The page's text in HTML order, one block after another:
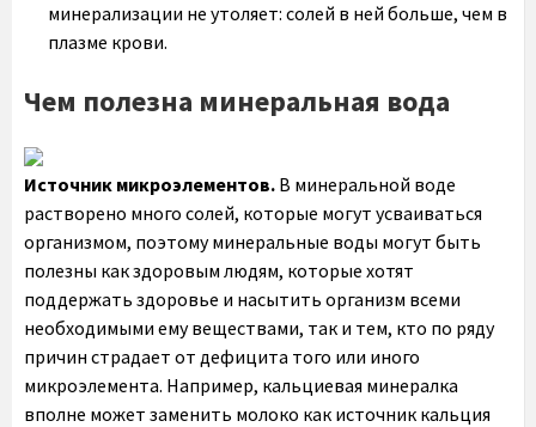
минерализации не утоляет: солей в ней больше, чем в
плазме крови.
Чем полезна минеральная вода
Источник микроэлементов. В минеральной воде
растворено много солей, которые могут усваиваться
организмом, поэтому минеральные воды могут быть
полезны как здоровым людям, которые хотят
поддержать здоровье и насытить организм всеми
необходимыми ему веществами, так и тем, кто по ряду
причин страдает от дефицита того или иного
микроэлемента. Например, кальциевая минералка
вполне может заменить молоко как источник кальция